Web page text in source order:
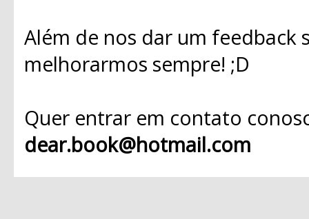
Além de nos dar um
melhorarmos sempre! ;D
Quer entrar em contato
dear.book@hotmail.com